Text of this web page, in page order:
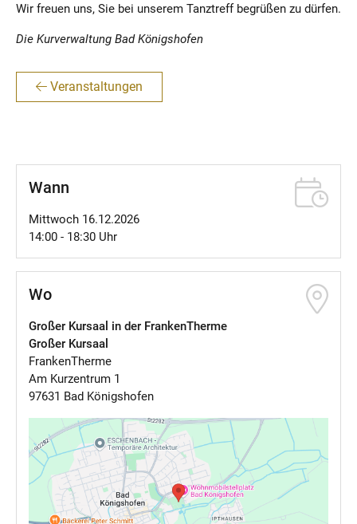
Wir freuen uns, Sie bei unserem Tanztreff begrüßen zu dürfen.
Die Kurverwaltung Bad Königshofen
Veranstaltungen
Wann
Mittwoch 16.12.2026
14:00 - 18:30 Uhr
Wo
Großer Kursaal in der FrankenTherme
Großer Kursaal
FrankenTherme
Am Kurzentrum 1
97631 Bad Königshofen